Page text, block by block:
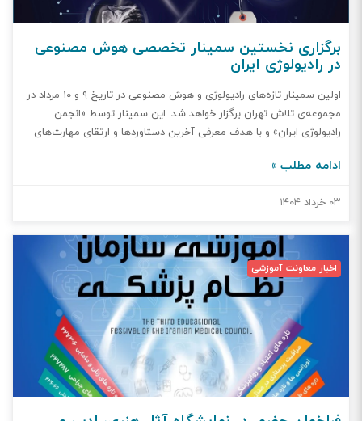
برگزاری نخستین سمینار تخصصی هوش مصنوعی
در رادیولوژی ایران
اولین سمینار تازه‌های رادیولوژی و هوش مصنوعی در تاریخ ۹ و ۱۰ مرداد در
مجموعه‌ی تلاش تهران برگزار خواهد شد. این سمینار توسط «انجمن
رادیولوژی ایران» و با هدف معرفی آخرین دستاوردها و ارتقای مهارت‌های
حضور تمامی پزشکان، رادیولوژیست‌ها، تکنسین‌ها و دانشجویان علاقه‌مند
ادامه مطلب »
۰۳ خرداد ۱۴۰۴
اخبار معاونت آموزشی